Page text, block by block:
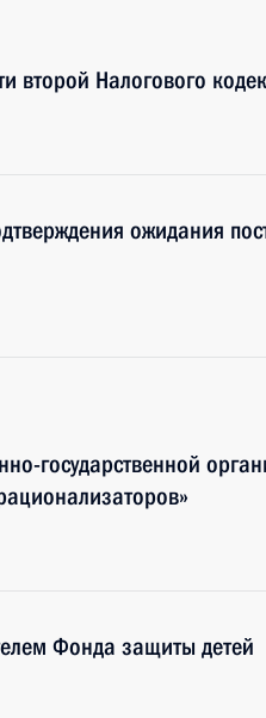
второй Налогового
ожидания
государственной
Фонда защиты детей